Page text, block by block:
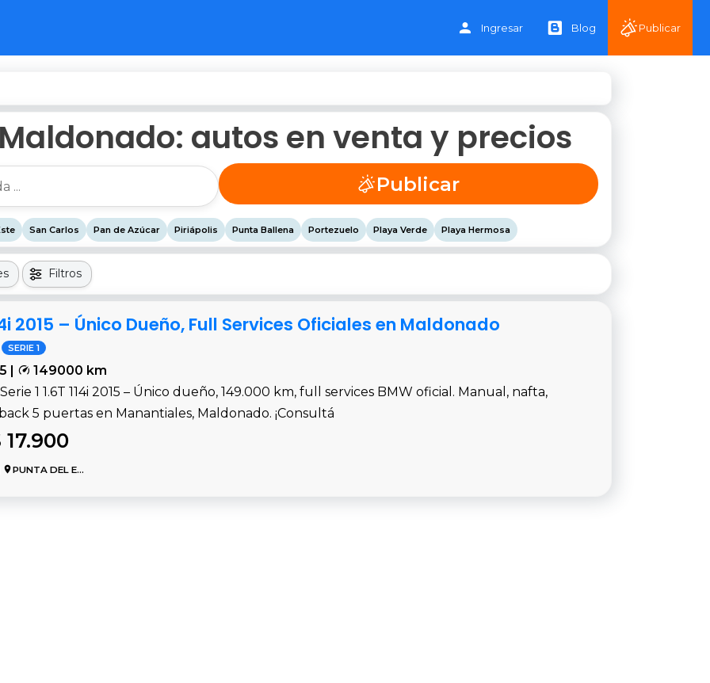
Ingresar Blog Publicar
autos en venta y precios
Publicar
San Carlos Pan de Azúcar Piriápolis Punta Ballena Portezuelo Playa Verde Playa Hermosa
Filtros
2015 – Único Dueño, Full Services Oficiales en Maldonado
SERIE 1
|
149000 km
1 1.6T 114i 2015 – Único dueño, 149.000 km, full services BMW oficial. Manual, nafta,
5 puertas en Manantiales, Maldonado. ¡Consultá
17.900
PUNTA DEL ESTE